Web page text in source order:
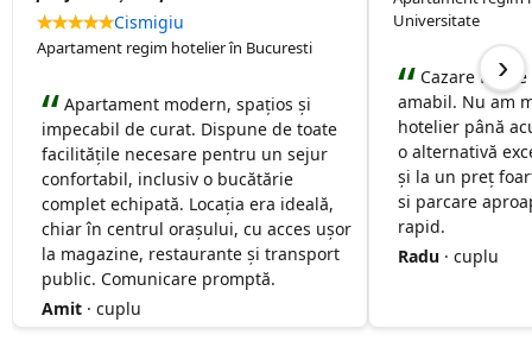
Cismigiu
Apartament regim hotelier în Bucuresti
Apartament modern, spațios și
impecabil de curat. Dispune de toate
facilitățile necesare pentru un sejur
confortabil, inclusiv o bucătărie
complet echipată. Locația era ideală,
chiar în centrul orașului, cu acces ușor
la magazine, restaurante și transport
public. Comunicare promptă.
Amit · cuplu
Universitate
Cazare
amabil. Nu am
hotelier până
o alternativă
și la un preț
si parcare
rapid.
Radu · cuplu
›